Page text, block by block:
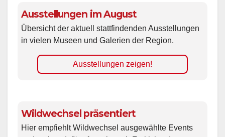
Ausstellungen im August
Übersicht der aktuell stattfindenden Ausstellungen
in vielen Museen und Galerien der Region.
Ausstellungen zeigen!
Wildwechsel präsentiert
Hier empfiehlt Wildwechsel ausgewählte Events